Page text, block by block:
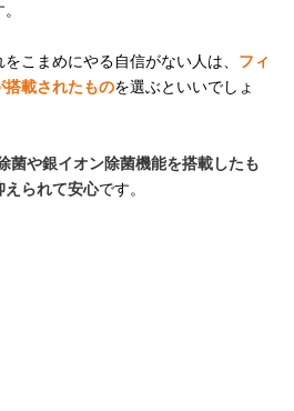
こまめにやる自信がない人は、 フィ
搭載されたものを選ぶといいでしょ
菌や銀イオン除菌機能を搭載したも
えられて安心です。